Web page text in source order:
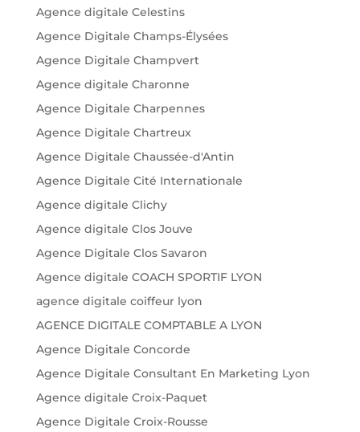
Agence digitale Celestins
Agence Digitale Champs-Élysées
Agence Digitale Champvert
Agence digitale Charonne
Agence Digitale Charpennes
Agence Digitale Chartreux
Agence Digitale Chaussée-d'Antin
Agence Digitale Cité Internationale
Agence digitale Clichy
Agence digitale Clos Jouve
Agence Digitale Clos Savaron
Agence digitale COACH SPORTIF LYON
agence digitale coiffeur lyon
AGENCE DIGITALE COMPTABLE A LYON
Agence Digitale Concorde
Agence Digitale Consultant En Marketing Lyon
Agence digitale Croix-Paquet
Agence Digitale Croix-Rousse